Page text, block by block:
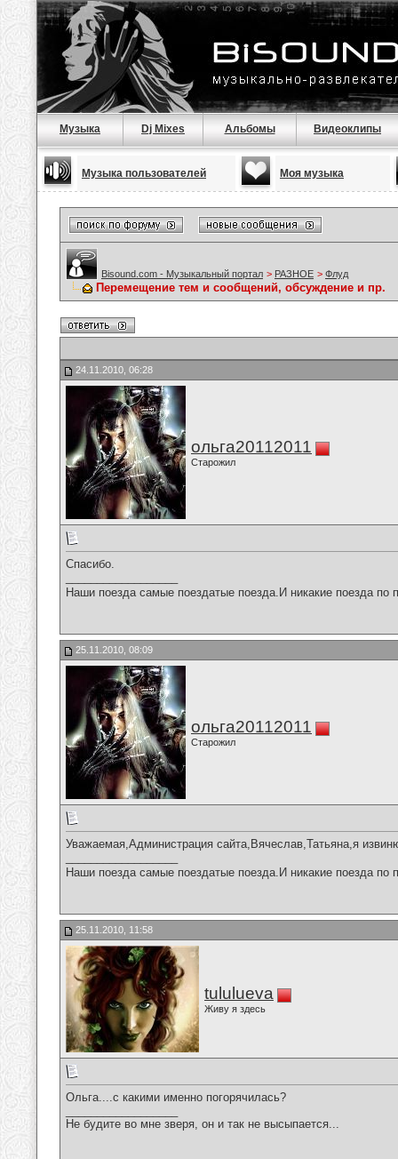
Музыка Dj Mixes Альбомы Видеоклипы
Музыка пользователей Моя музыка
Bisound.com - Музыкальный портал > РАЗНОЕ > Флуд
Перемещение тем и сообщений, обсуждение и пр.
24.11.2010, 06:28
ольга20112011
Старожил
Спасибо.
Наши поезда самые поездатые поезда.И никакие поезда по
25.11.2010, 08:09
ольга20112011
Старожил
Уважаемая,Администрация сайта,Вячеслав,Татьяна,я
Наши поезда самые поездатые поезда.И никакие поезда по
25.11.2010, 11:58
tululueva
Живу я здесь
Ольга....с какими именно погорячилась?
Не будите во мне зверя, он и так не высыпается...